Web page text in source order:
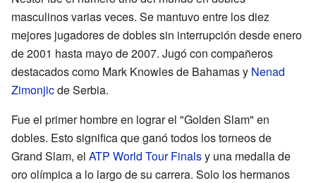
masculinos varias veces. Se mantuvo entre los diez
mejores jugadores de dobles sin interrupción desde enero
de 2001 hasta mayo de 2007. Jugó con compañeros
destacados como Mark Knowles de Bahamas y Nenad
Zimonjicde Serbia.
Fue el primer hombre en lograr el "Golden Slam" en
dobles. Esto significa que ganó todos los torneos de
Grand Slam, el ATP World Tour Finalsy una medalla de
oro olímpica a lo largo de su carrera. Solo los hermanos